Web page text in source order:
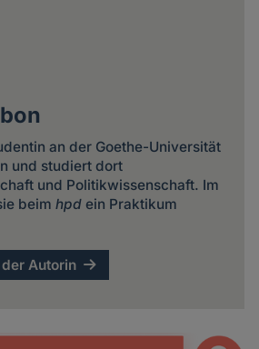
an der Goethe-Universität
und studiert dort
und Politikwissenschaft. Im
beim hpdein Praktikum
Autorin